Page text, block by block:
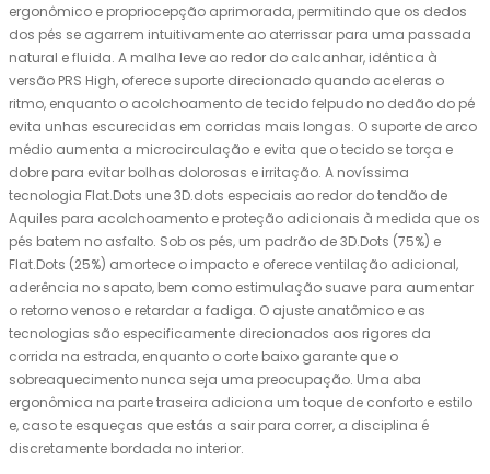
ergonômico e propriocepção aprimorada, permitindo que os dedos
dos pés se agarrem intuitivamente ao aterrissar para uma passada
natural e fluida. A malha leve ao redor do calcanhar, idêntica à
versão PRS High, oferece suporte direcionado quando aceleras o
ritmo, enquanto o acolchoamento de tecido felpudo no dedão do pé
evita unhas escurecidas em corridas mais longas. O suporte de arco
médio aumenta a microcirculação e evita que o tecido se torça e
dobre para evitar bolhas dolorosas e irritação. A novíssima
tecnologia Flat.Dots une 3D.dots especiais ao redor do tendão de
Aquiles para acolchoamento e proteção adicionais à medida que os
pés batem no asfalto. Sob os pés, um padrão de 3D.Dots (75%) e
Flat.Dots (25%) amortece o impacto e oferece ventilação adicional,
aderência no sapato, bem como estimulação suave para aumentar
o retorno venoso e retardar a fadiga. O ajuste anatômico e as
tecnologias são especificamente direcionados aos rigores da
corrida na estrada, enquanto o corte baixo garante que o
sobreaquecimento nunca seja uma preocupação. Uma aba
ergonômica na parte traseira adiciona um toque de conforto e estilo
e, caso te esqueças que estás a sair para correr, a disciplina é
discretamente bordada no interior.